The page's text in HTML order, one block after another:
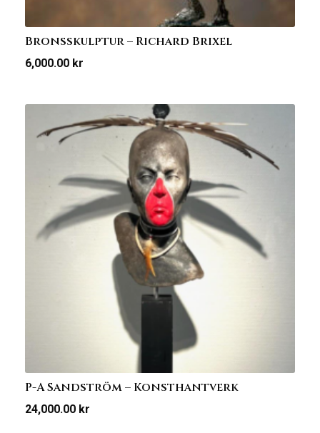
Bronsskulptur – Richard Brixel
6,000.00 kr
P-A Sandström – Konsthantverk
24,000.00 kr